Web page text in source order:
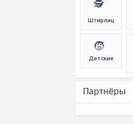
🕵️
Штирлиц
🧒
Детские
Партнёры